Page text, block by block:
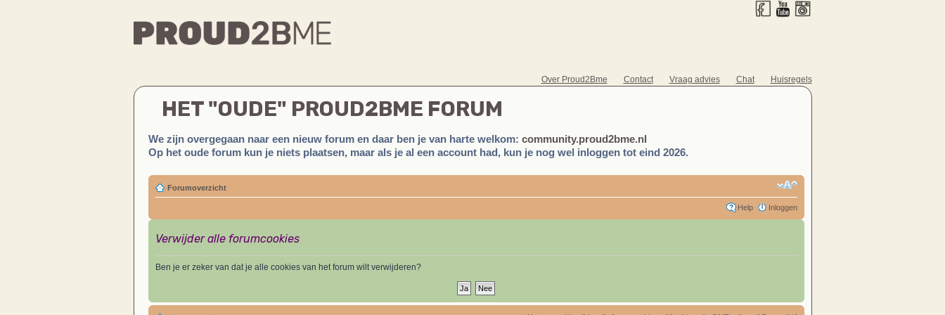
Over Proud2Bme Contact Vraag advies Chat Huisregels
HET "OUDE" PROUD2BME FORUM
We zijn overgegaan naar een nieuw forum en daar ben je van harte welkom: community.proud2bme.nl
Op het oude forum kun je niets plaatsen, maar als je al een account had, kun je nog wel inloggen tot eind 2026.
Forumoverzicht
Help Inloggen
Verwijder alle forumcookies
Ben je er zeker van dat je alle cookies van het forum wilt verwijderen?